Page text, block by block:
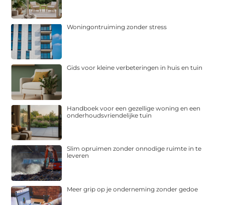
Woningontruiming zonder stress
Gids voor kleine verbeteringen in huis en tuin
Handboek voor een gezellige woning en een
onderhoudsvriendelijke tuin
Slim opruimen zonder onnodige ruimte in te
leveren
Meer grip op je onderneming zonder gedoe